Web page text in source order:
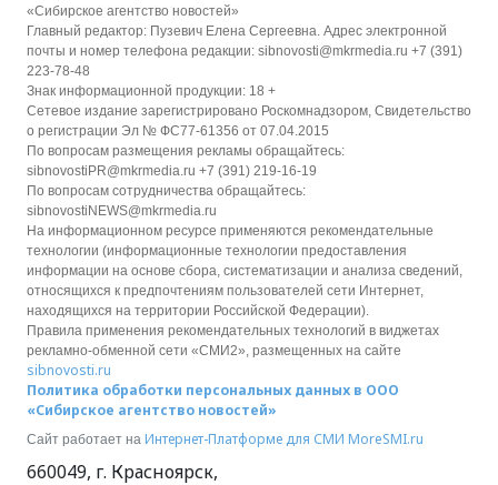
«Сибирское агентство новостей»
Главный редактор: Пузевич Елена Сергеевна. Адрес электронной
почты и номер телефона редакции: sibnovosti@mkrmedia.ru +7 (391)
223-78-48
Знак информационной продукции: 18 +
Сетевое издание зарегистрировано Роскомнадзором, Свидетельство
о регистрации Эл № ФС77-61356 от 07.04.2015
По вопросам размещения рекламы обращайтесь:
sibnovostiPR@mkrmedia.ru +7 (391) 219-16-19
По вопросам сотрудничества обращайтесь:
sibnovostiNEWS@mkrmedia.ru
На информационном ресурсе применяются рекомендательные
технологии (информационные технологии предоставления
информации на основе сбора, систематизации и анализа сведений,
относящихся к предпочтениям пользователей сети Интернет,
находящихся на территории Российской Федерации).
Правила применения рекомендательных технологий в виджетах
рекламно-обменной сети «СМИ2», размещенных на сайте
sibnovosti.ru
Политика обработки персональных данных в ООО
«Сибирское агентство новостей»
Сайт работает на Интернет-Платформе для СМИ MoreSMI.ru
660049, г. Красноярск,